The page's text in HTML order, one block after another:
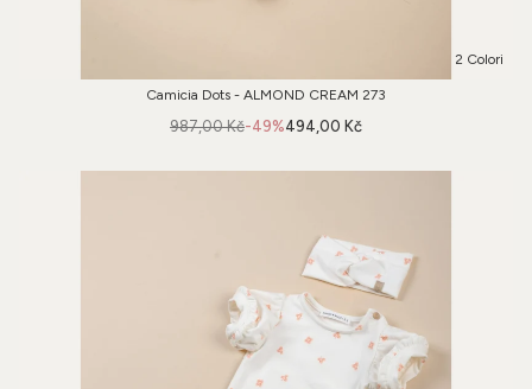
2 Colori
Camicia Dots - ALMOND CREAM 273
-49%
987,00 Kč 494,00 Kč